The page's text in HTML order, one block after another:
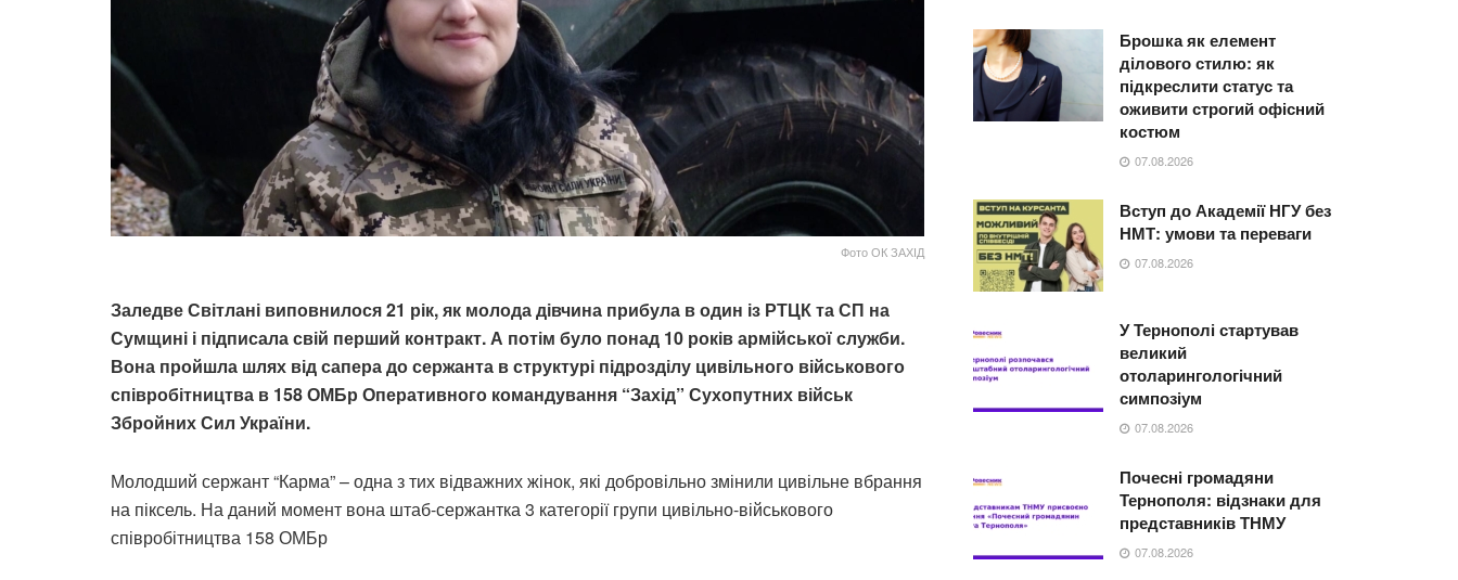
Фото ОК ЗАХІД
Заледве Світлані виповнилося 21 рік, як молода дівчина прибула в один із РТЦК та СП на
Сумщині і підписала свій перший контракт. А потім було понад 10 років армійської служби.
Вона пройшла шлях від сапера до сержанта в структурі підрозділу цивільного військового
співробітництва в 158 ОМБр Оперативного командування “Захід” Сухопутних військ
Збройних Сил України.
Молодший сержант “Карма” – одна з тих відважних жінок, які добровільно змінили цивільне вбрання
на піксель. На даний момент вона штаб-сержантка 3 категорії групи цивільно-військового
співробітництва 158 ОМБр
Брошка як елемент
ділового стилю: як
підкреслити статус та
оживити строгий офісний
костюм
07.08.2026
Вступ до Академії НГУ без
НМТ: умови та переваги
07.08.2026
У Тернополі стартував
великий
отоларингологічний
симпозіум
07.08.2026
Почесні громадяни
Тернополя: відзнаки для
представників ТНМУ
07.08.2026